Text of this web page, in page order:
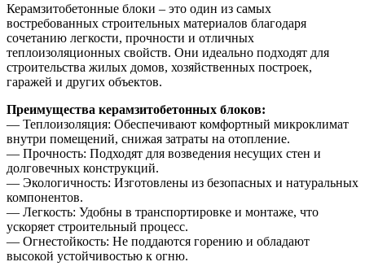
Керамзитобетонные блоки – это один из самых
востребованных строительных материалов благодаря
сочетанию легкости, прочности и отличных
теплоизоляционных свойств. Они идеально подходят для
строительства жилых домов, хозяйственных построек,
гаражей и других объектов.
Преимущества керамзитобетонных блоков:
— Теплоизоляция: Обеспечивают комфортный микроклимат
внутри помещений, снижая затраты на отопление.
— Прочность: Подходят для возведения несущих стен и
долговечных конструкций.
— Экологичность: Изготовлены из безопасных и натуральных
компонентов.
— Легкость: Удобны в транспортировке и монтаже, что
ускоряет строительный процесс.
— Огнестойкость: Не поддаются горению и обладают
высокой устойчивостью к огню.